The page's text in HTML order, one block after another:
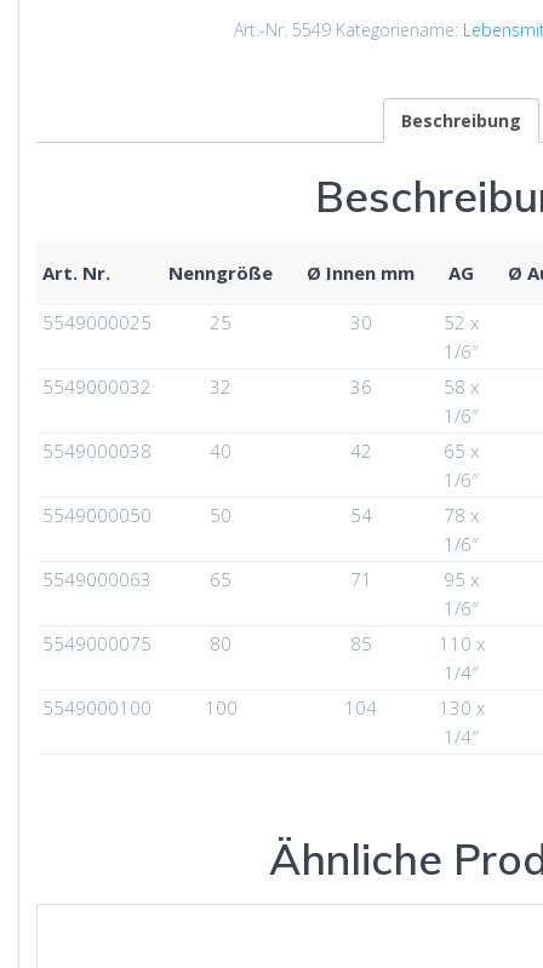
Art.-Nr. 5549 Kategoriename:
Beschreibung
Art. Nr. Nenngröße Ø Innen mm AG Ø
5549000025 25 30
52 x
1/6″
5549000032
32 36
58 x
1/6″
5549000038
40 42
65 x
1/6″
5549000050
50 54
78 x
1/6″
5549000063
65 71
95 x
1/6″
5549000075
80 85
110 x
1/4″
5549000100
100 104
130 x
1/4″
Ähnliche